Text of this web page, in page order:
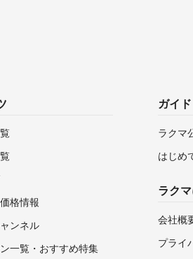
格情報
ンネル
一覧・おすすめ特集
ガイド
ラクマ
はじめ
ラク
会社概
プライ